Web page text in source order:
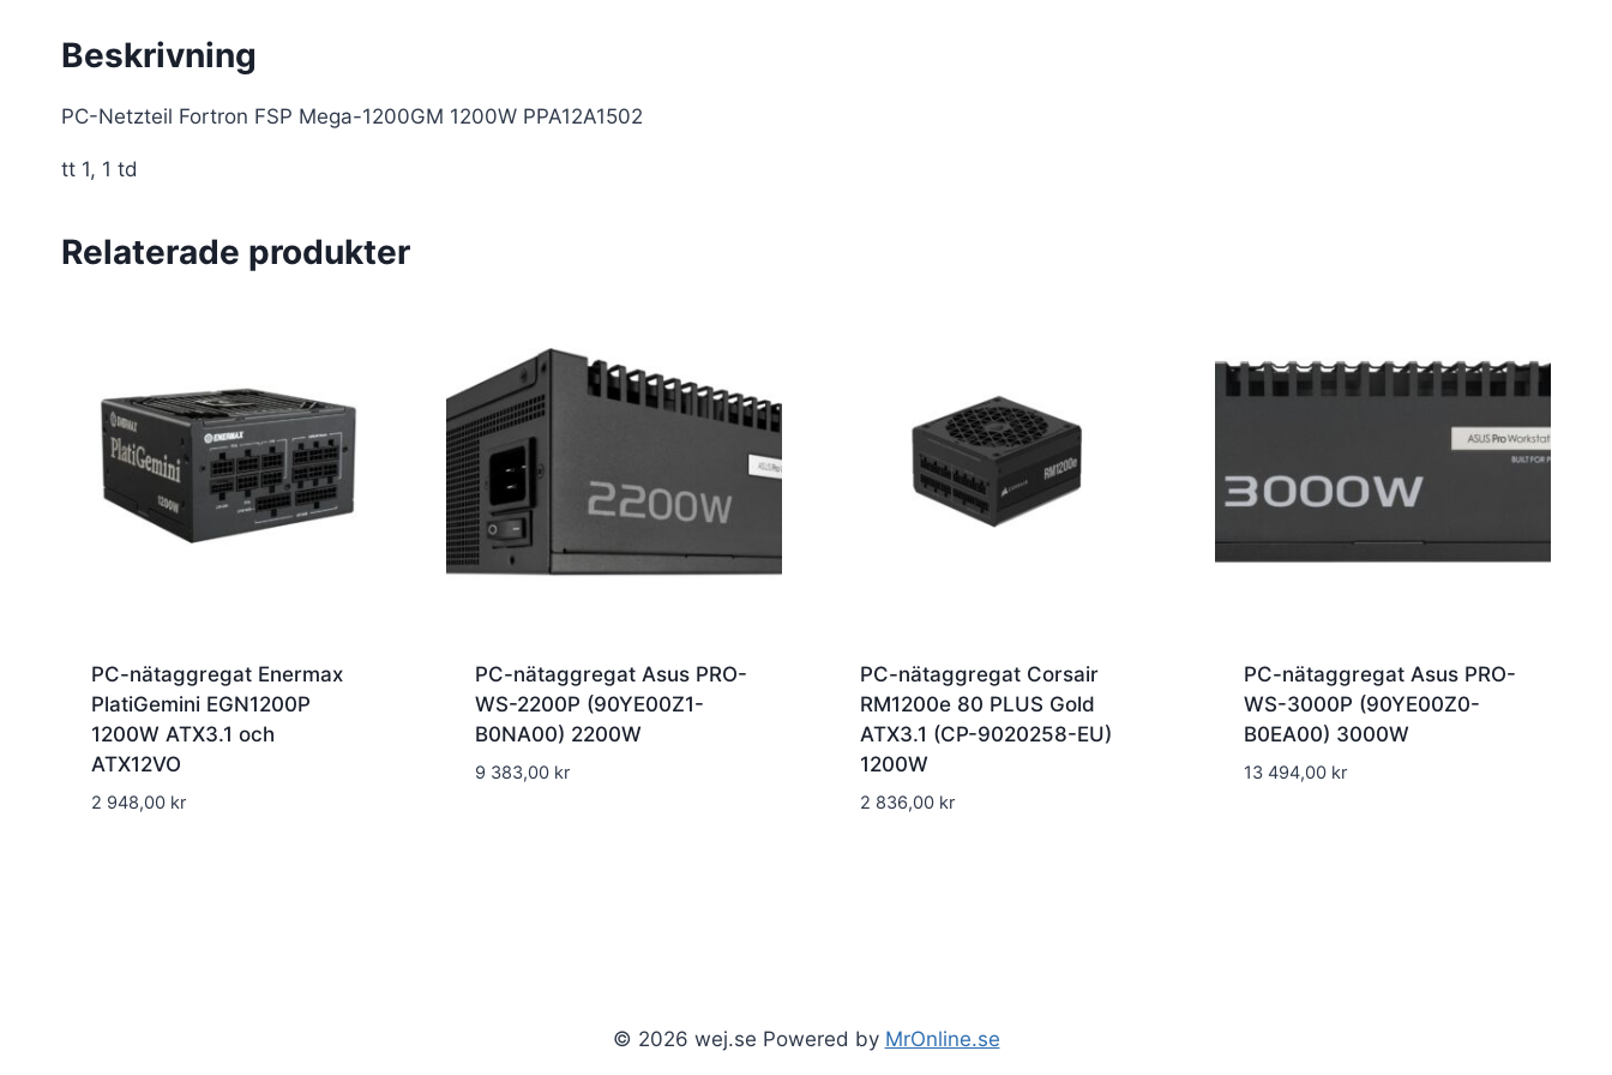
Beskrivning
PC-Netzteil Fortron FSP Mega-1200GM 1200W PPA12A1502
tt 1, 1 td
Relaterade produkter
PC-nätaggregat Enermax
PlatiGemini EGN1200P
1200W ATX3.1 och
ATX12VO
2 948,00 kr
PC-nätaggregat Asus PRO-
WS-2200P (90YE00Z1-
B0NA00) 2200W
9 383,00 kr
PC-nätaggregat Corsair
RM1200e 80 PLUS Gold
ATX3.1 (CP-9020258-EU)
1200W
2 836,00 kr
PC-nätaggregat Asus PRO-
WS-3000P (90YE00Z0-
B0EA00) 3000W
13 494,00 kr
© 2026 wej.se Powered by MrOnline.se